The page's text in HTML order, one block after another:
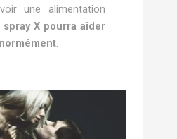
une alimentation
X pourra aider
.